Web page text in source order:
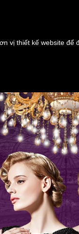
vị thiết kế website